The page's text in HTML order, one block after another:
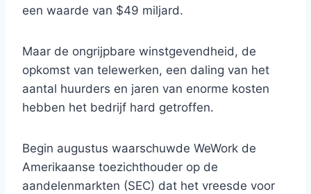
een waarde van $49 miljard.
Maar de ongrijpbare winstgevendheid, de
opkomst van telewerken, een daling van het
aantal huurders en jaren van enorme kosten
hebben het bedrijf hard getroffen.
Begin augustus waarschuwde WeWork de
Amerikaanse toezichthouder op de
aandelenmarkten (SEC) dat het vreesde voor